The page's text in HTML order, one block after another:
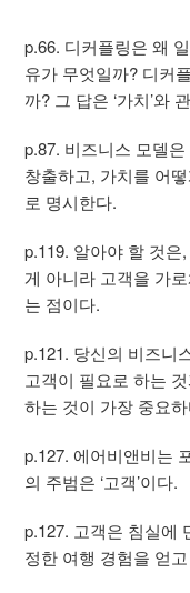
p.66. 디커플링은 왜
유가 무엇일까? 디커
까? 그 답은 ‘가치’와
p.87. 비즈니스 모델
창출하고, 가치를 어
로 명시한다.
p.119. 알아야 할 것
게 아니라 고객을 가
는 점이다.
p.121. 당신의 비즈니
고객이 필요로 하는
하는 것이 가장 중요
p.127. 에어비앤비는
의 주범은 ‘고객’이다.
p.127. 고객은 침실에
정한 여행 경험을 얻